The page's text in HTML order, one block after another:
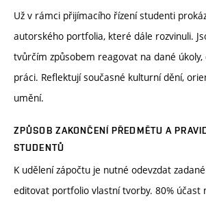
Už v rámci přijímacího řízení studenti
autorského portfolia, které dále rozvinuli.
tvůrčím způsobem reagovat na dané
práci. Reflektují současné kulturní dění,
umění.
ZPŮSOB ZAKONČENÍ PŘEDMĚTU A
STUDENTŮ
K udělení zápočtu je nutné odevzdat
editovat portfolio vlastní tvorby. 80% účast